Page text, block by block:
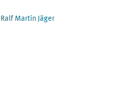
Martin Jäger